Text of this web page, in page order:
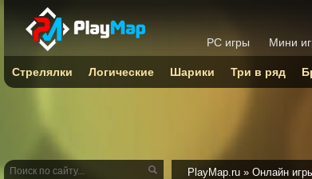
PlayMap.ru » Онлайн
PC игры Мини
Стрелялки Логические Шарики Три в ряд